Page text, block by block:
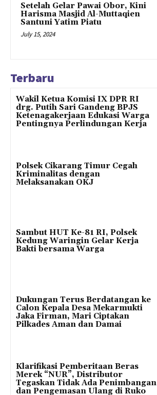
Setelah Gelar Pawai Obor, Kini
Harisma Masjid Al-Muttaqien
Santuni Yatim Piatu
July 15, 2024
Terbaru
Wakil Ketua Komisi IX DPR RI
drg. Putih Sari Gandeng BPJS
Ketenagakerjaan Edukasi Warga
Pentingnya Perlindungan Kerja
Polsek Cikarang Timur Cegah
Kriminalitas dengan
Melaksanakan OKJ
Sambut HUT Ke-81 RI, Polsek
Kedung Waringin Gelar Kerja
Bakti bersama Warga
Dukungan Terus Berdatangan ke
Calon Kepala Desa Mekarmukti
Jaka Firman, Mari Ciptakan
Pilkades Aman dan Damai
Klarifikasi Pemberitaan Beras
Merek “NUR”, Distributor
Tegaskan Tidak Ada Penimbangan
dan Pengemasan Ulang di Ruko